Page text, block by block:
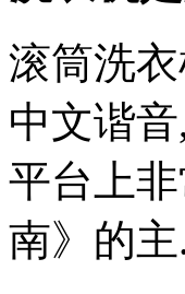
滚筒洗
中文谐
平台上
南》的主